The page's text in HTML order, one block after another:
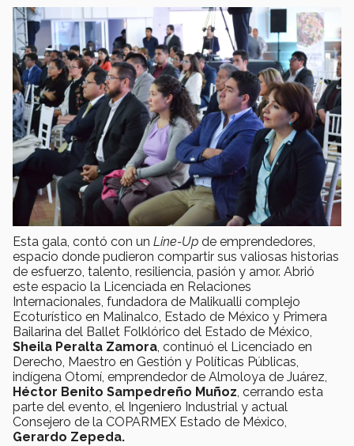
Esta gala, contó con un Line-Up de emprendedores,
espacio donde pudieron compartir sus valiosas historias
de esfuerzo, talento, resiliencia, pasión y amor. Abrió
este espacio la Licenciada en Relaciones
Internacionales, fundadora de Malikualli complejo
Ecoturístico en Malinalco, Estado de México y Primera
Bailarina del Ballet Folklórico del Estado de México,
Sheila Peralta Zamora, continuó el Licenciado en
Derecho, Maestro en Gestión y Políticas Públicas,
indígena Otomí, emprendedor de Almoloya de Juárez,
Héctor Benito Sampedreño Muñoz, cerrando esta
parte del evento, el Ingeniero Industrial y actual
Consejero de la COPARMEX Estado de México,
Gerardo Zepeda.